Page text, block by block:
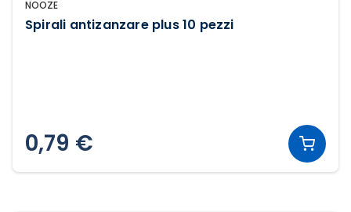
NOOZE
Spirali antizanzare plus 10 pezzi
0,79 €